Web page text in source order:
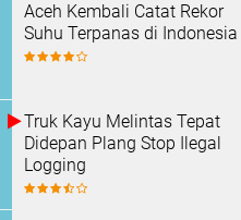
Aceh Kembali Catat Rekor
Suhu Terpanas di Indonesia
Truk Kayu Melintas Tepat
Didepan Plang Stop Ilegal
Logging